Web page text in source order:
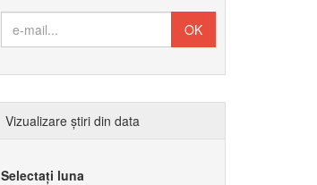
Vizualizare știri din data
Selectați luna